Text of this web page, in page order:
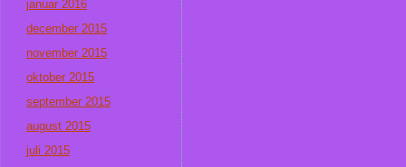
januar 2016
december 2015
november 2015
oktober 2015
september 2015
august 2015
juli 2015